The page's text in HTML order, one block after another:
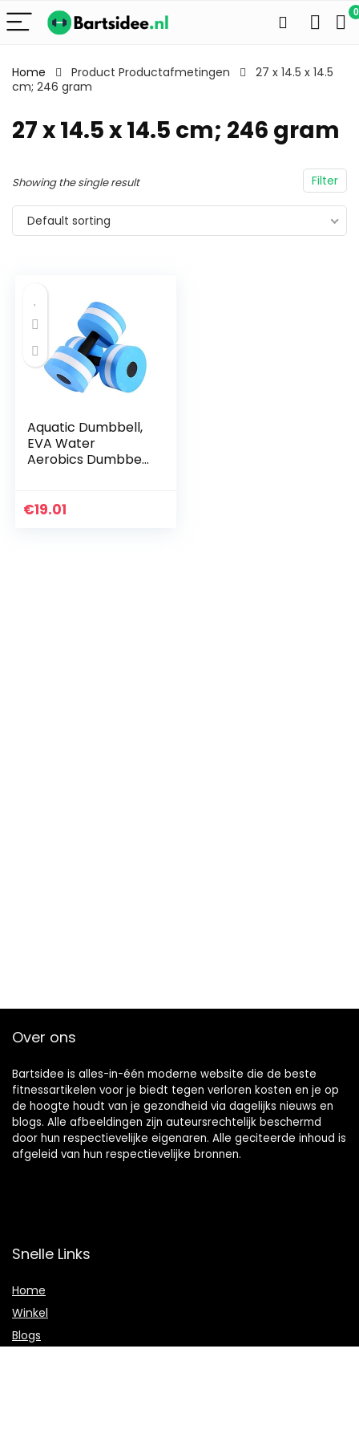
0
Home Product Productafmetingen
27 x 14.5 x 14.5
cm; 246 gram
27 x 14.5 x 14.5 cm; 246 gram
Filter
Showing the single result
Default sorting
Aquatic Dumbbell,
EVA Water
Aerobics Dumbbell
Zwembadoefening
€19.01
Over ons
Bartsidee is alles-in-één moderne website die de beste
fitnessartikelen voor je biedt tegen verloren kosten en je op
de hoogte houdt van je gezondheid via dagelijks nieuws en
blogs. Alle afbeeldingen zijn auteursrechtelijk beschermd
door hun respectievelijke eigenaren. Alle geciteerde inhoud is
afgeleid van hun respectievelijke bronnen.
Snelle Links
Home
Winkel
Blogs